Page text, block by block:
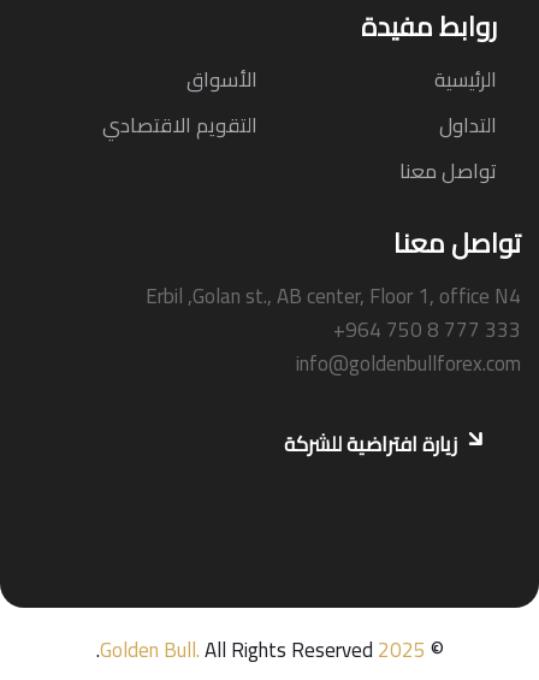
روابط مفيدة
الرئيسية
الأسواق
التداول
التقويم الاقتصادي
تواصل معنا
تواصل معنا
Erbil ,Golan st., AB center, Floor 1, office N4
+964 750 8 777 333
info@goldenbullforex.com
زيارة افتراضية للشركة
©
2025
Golden Bull.All Rights Reserved.